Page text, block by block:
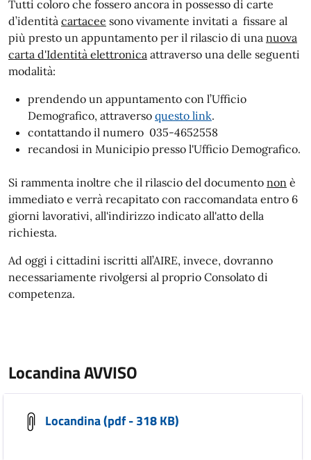
Tutti coloro che fossero ancora in possesso di carte
d’identità cartacee sono vivamente invitati a fissare al
più presto un appuntamento per il rilascio di una nuova
carta d'Identità elettronica attraverso una delle seguenti
modalità:
prendendo un appuntamento con l’Ufficio
Demografico, attraverso questo link.
contattando il numero 035-4652558
recandosi in Municipio presso l'Ufficio Demografico.
Si rammenta inoltre che il rilascio del documento non è
immediato e verrà recapitato con raccomandata entro 6
giorni lavorativi, all'indirizzo indicato all'atto della
richiesta.
Ad oggi i cittadini iscritti all’AIRE, invece, dovranno
necessariamente rivolgersi al proprio Consolato di
competenza.
Locandina AVVISO
Locandina (pdf - 318 KB)